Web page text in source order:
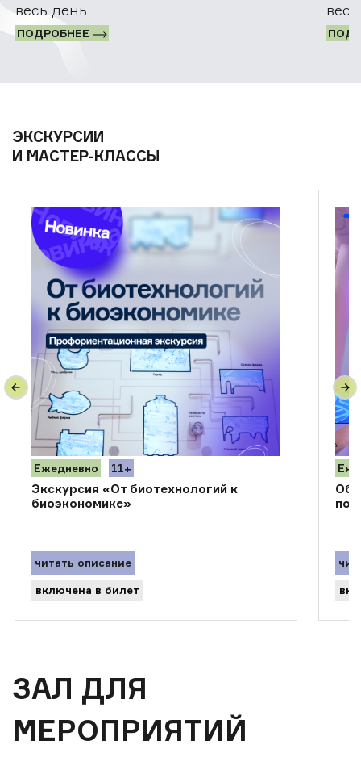
весь день
ПОДРОБНЕЕ
ЭКСКУРСИИ
И МАСТЕР-КЛАССЫ
Ежедневно 11+
Экскурсия «От биотехнологий к
биоэкономике»
читать описание
включена в билет
ЗАЛ ДЛЯ
МЕРОПРИЯТИЙ